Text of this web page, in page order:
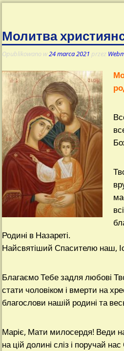
Молитва
Opublikowano w24 marca 2021 przez
Родині в Назареті.
Найсвятіший Спасителю наш,
Благаємо Тебе задля любові
стати чоловіком і вмерти на
благослови нашій родині та
Маріє, Мати милосердя! Веди
на цій долині сліз і поручай